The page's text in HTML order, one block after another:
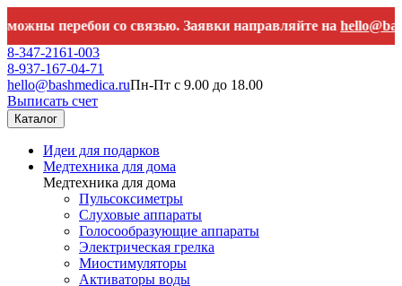
со связью. Заявки направляйте на
8-347-2161-003
8-937-167-04-71
hello@bashmedica.ruПн-Пт с 9.00 до 18.00
Выписать счет
Каталог
Идеи для подарков
Медтехника для дома
Медтехника для дома
Пульсоксиметры
Слуховые аппараты
Голосообразующие аппараты
Электрическая грелка
Миостимуляторы
Активаторы воды